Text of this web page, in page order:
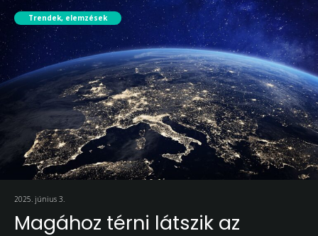
Trendek, elemzések
2025. június 3.
Magához térni látszik az